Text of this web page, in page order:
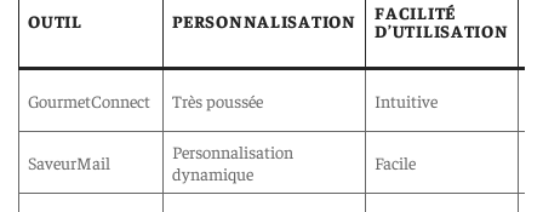
OUTIL PERSONNALISATION
FACILITÉ
D’UTILISATION
GourmetConnect Très poussée Intuitive
SaveurMail
Personnalisation
dynamique
Facile